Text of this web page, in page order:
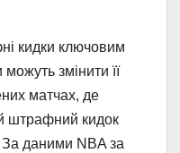
кидки ключовим
змінити її
матчах, де
штрафний кидок
даними NBA за